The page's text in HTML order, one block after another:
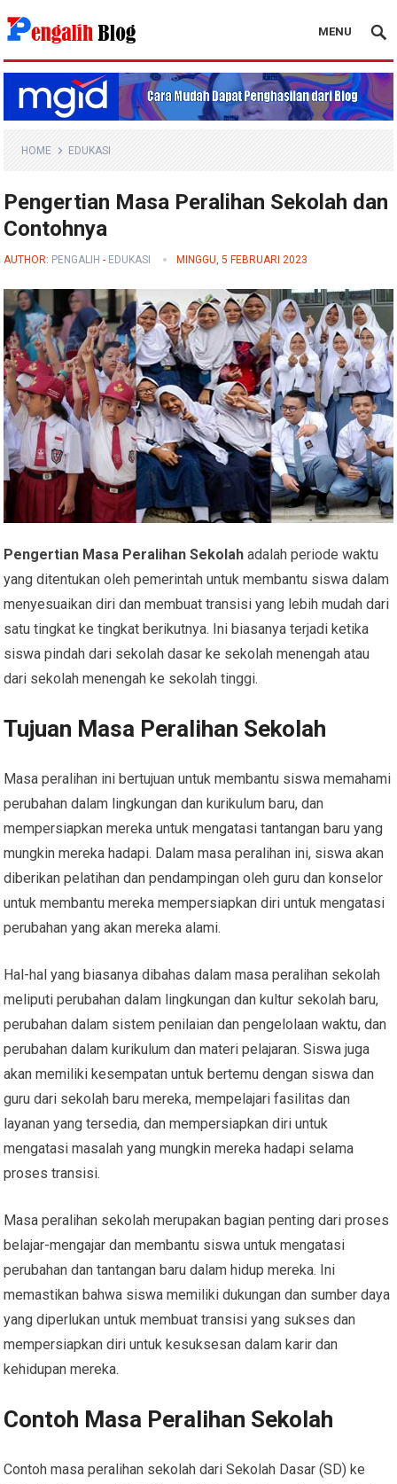
Pengalih Blog
MENU
HOME EDUKASI
Pengertian Masa Peralihan Sekolah dan
Contohnya
AUTHOR: PENGALIH - EDUKASI MINGGU, 5 FEBRUARI 2023
Pengertian Masa Peralihan Sekolah adalah periode waktu
yang ditentukan oleh pemerintah untuk membantu siswa dalam
menyesuaikan diri dan membuat transisi yang lebih mudah dari
satu tingkat ke tingkat berikutnya. Ini biasanya terjadi ketika
siswa pindah dari sekolah dasar ke sekolah menengah atau
dari sekolah menengah ke sekolah tinggi.
Tujuan Masa Peralihan Sekolah
Masa peralihan ini bertujuan untuk membantu siswa memahami
perubahan dalam lingkungan dan kurikulum baru, dan
mempersiapkan mereka untuk mengatasi tantangan baru yang
mungkin mereka hadapi. Dalam masa peralihan ini, siswa akan
diberikan pelatihan dan pendampingan oleh guru dan konselor
untuk membantu mereka mempersiapkan diri untuk mengatasi
perubahan yang akan mereka alami.
Hal-hal yang biasanya dibahas dalam masa peralihan sekolah
meliputi perubahan dalam lingkungan dan kultur sekolah baru,
perubahan dalam sistem penilaian dan pengelolaan waktu, dan
perubahan dalam kurikulum dan materi pelajaran. Siswa juga
akan memiliki kesempatan untuk bertemu dengan siswa dan
guru dari sekolah baru mereka, mempelajari fasilitas dan
layanan yang tersedia, dan mempersiapkan diri untuk
mengatasi masalah yang mungkin mereka hadapi selama
proses transisi.
Masa peralihan sekolah merupakan bagian penting dari proses
belajar-mengajar dan membantu siswa untuk mengatasi
perubahan dan tantangan baru dalam hidup mereka. Ini
memastikan bahwa siswa memiliki dukungan dan sumber daya
yang diperlukan untuk membuat transisi yang sukses dan
mempersiapkan diri untuk kesuksesan dalam karir dan
kehidupan mereka.
Contoh Masa Peralihan Sekolah
Contoh masa peralihan sekolah dari Sekolah Dasar (SD) ke